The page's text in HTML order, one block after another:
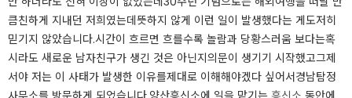
큼친하게 지내던 저희였는데뜻하지 않게 이런 일이 발생했다는 게도저히
믿기지 않았습니다.​시간이 흐르면 흐를수록 놀람과 당황스러움 보다는혹
시라도 새로운 남자친구가 생긴 것은 아닌지의문이 생기기 시작했고​그제
서야 저는 이 사태가 발생한 이유를제대로 이해해야겠다 싶어서경남탐정